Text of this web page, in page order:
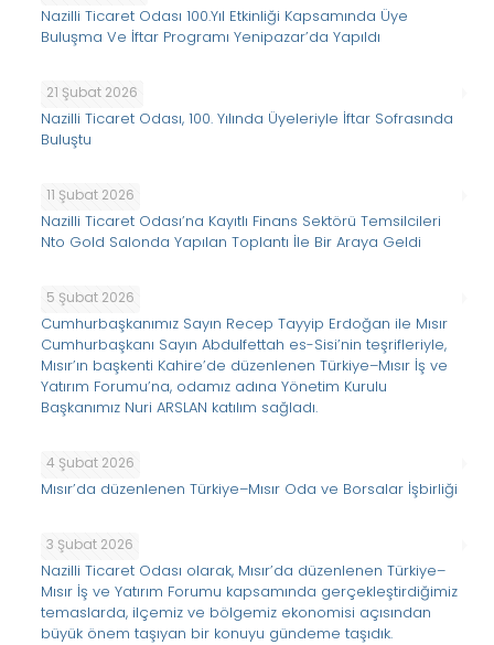
Nazilli Ticaret Odası 100.Yıl Etkinliği Kapsamında Üye
Buluşma Ve İftar Programı Yenipazar’da Yapıldı
21 Şubat 2026
Nazilli Ticaret Odası, 100. Yılında Üyeleriyle İftar Sofrasında
Buluştu
11 Şubat 2026
Nazilli Ticaret Odası’na Kayıtlı Finans Sektörü Temsilcileri
Nto Gold Salonda Yapılan Toplantı İle Bir Araya Geldi
5 Şubat 2026
Cumhurbaşkanımız Sayın Recep Tayyip Erdoğan ile Mısır
Cumhurbaşkanı Sayın Abdulfettah es-Sisi’nin teşrifleriyle,
Mısır’ın başkenti Kahire’de düzenlenen Türkiye–Mısır İş ve
Yatırım Forumu’na, odamız adına Yönetim Kurulu
Başkanımız Nuri ARSLAN katılım sağladı.
4 Şubat 2026
Mısır’da düzenlenen Türkiye–Mısır Oda ve Borsalar İşbirliği
3 Şubat 2026
Nazilli Ticaret Odası olarak, Mısır’da düzenlenen Türkiye–
Mısır İş ve Yatırım Forumu kapsamında gerçekleştirdiğimiz
temaslarda, ilçemiz ve bölgemiz ekonomisi açısından
büyük önem taşıyan bir konuyu gündeme taşıdık.